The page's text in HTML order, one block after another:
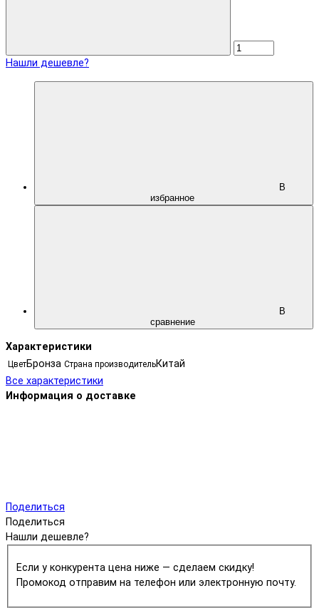
Нашли дешевле?
В
избранное
В
сравнение
Характеристики
ЦветБронза Страна производительКитай
Все характеристики
Информация о доставке
Поделиться
Поделиться
Нашли дешевле?
Если у конкурента цена ниже — сделаем скидку!
Промокод отправим на телефон или электронную почту.